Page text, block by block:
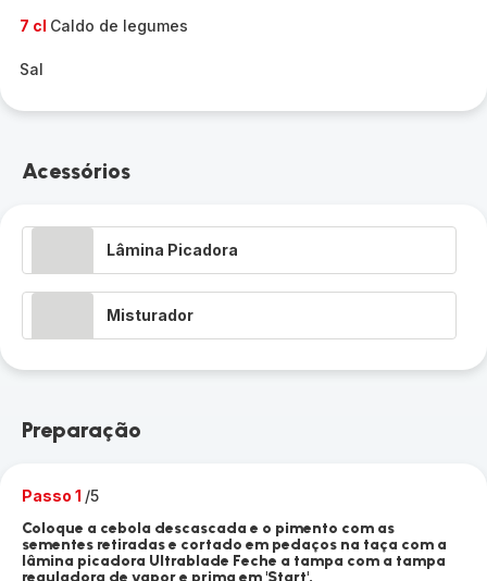
7 cl Caldo de legumes
Sal
Acessórios
Lâmina Picadora
Misturador
Preparação
Passo 1 /5
Coloque a cebola descascada e o pimento com as
sementes retiradas e cortado em pedaços na taça com a
lâmina picadora Ultrablade Feche a tampa com a tampa
reguladora de vapor e prima em 'Start'.